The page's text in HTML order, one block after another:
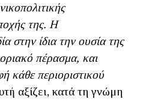
της. Η
στην ίδια την ουσία της
πέρασμα, και
κάθε περιοριστικού
αξίζει, κατά τη γνώμη